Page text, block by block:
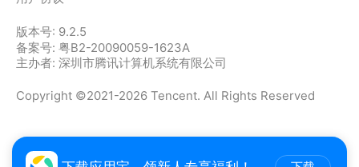
版本号: 9.2.5
备案号: 粤B2-20090059-1623A
主办者: 深圳市腾讯计算机系统有限公司
Copyright ©2021-2026 Tencent. All Rights Reserved